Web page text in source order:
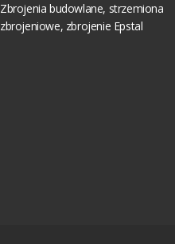
Zbrojenia budowlane, strzemiona
zbrojeniowe, zbrojenie Epstal